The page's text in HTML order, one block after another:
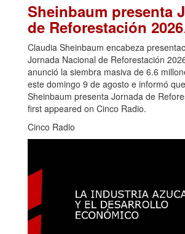
Sheinbaum presenta
de Reforestación 2026
Claudia Sheinbaum encabeza
Jornada Nacional de Reforestación
anunció la siembra masiva de 6.6
este domingo 9 de agosto e informó
Sheinbaum presenta Jornada de
first appeared on Cinco Radio.
Cinco Radio